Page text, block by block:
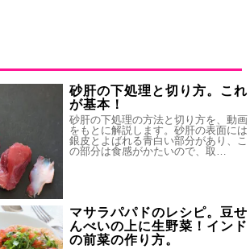
砂肝の下処理と切り方。これ
が基本！
砂肝の下処理の方法と切り方を、動画
をもとに解説します。砂肝の表面には
銀皮とよばれる青白い部分があり、こ
の部分は食感がかたいので、取…
マサラパパドのレシピ。豆せ
んべいの上に生野菜！インド
の前菜の作り方。